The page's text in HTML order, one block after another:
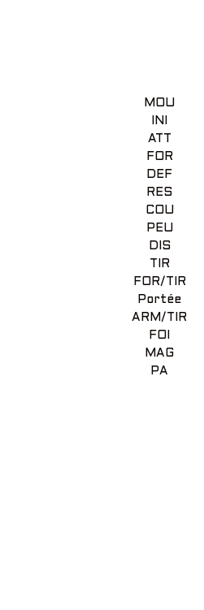
MOU
INI
ATT
FOR
DEF
RES
COU
PEU
DIS
TIR
FOR/TIR
Portée
ARM/TIR
FOI
MAG
PA